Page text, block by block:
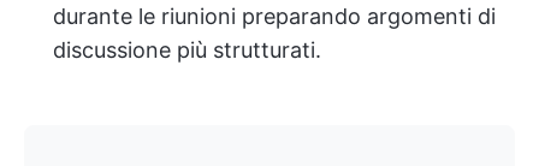
durante le riunioni preparando argomenti di
discussione più strutturati.